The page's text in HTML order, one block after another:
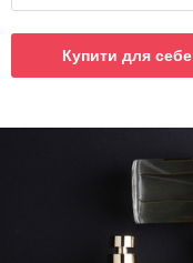
Купити для себе